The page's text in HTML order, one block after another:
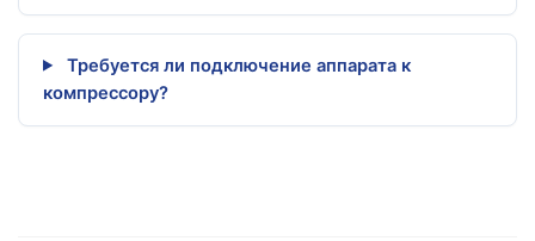
Требуется ли подключение аппарата к
компрессору?